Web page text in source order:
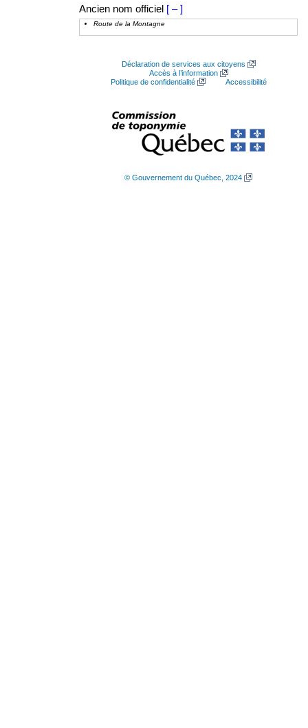
Ancien nom officiel [ – ]
Route de la Montagne
Déclaration de services aux citoyens
Accès à l’information
Politique de confidentialité
Accessibilité
© Gouvernement du Québec, 2024